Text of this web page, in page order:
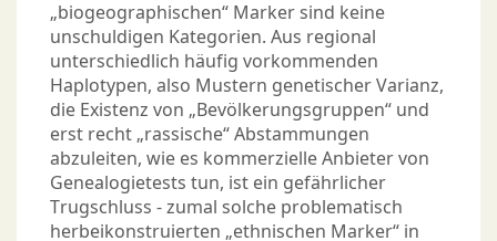
„biogeographischen“ Marker sind keine
unschuldigen Kategorien. Aus regional
unterschiedlich häufig vorkommenden
Haplotypen, also Mustern genetischer Varianz,
die Existenz von „Bevölkerungsgruppen“ und
erst recht „rassische“ Abstammungen
abzuleiten, wie es kommerzielle Anbieter von
Genealogietests tun, ist ein gefährlicher
Trugschluss - zumal solche problematisch
herbeikonstruierten „ethnischen Marker“ in